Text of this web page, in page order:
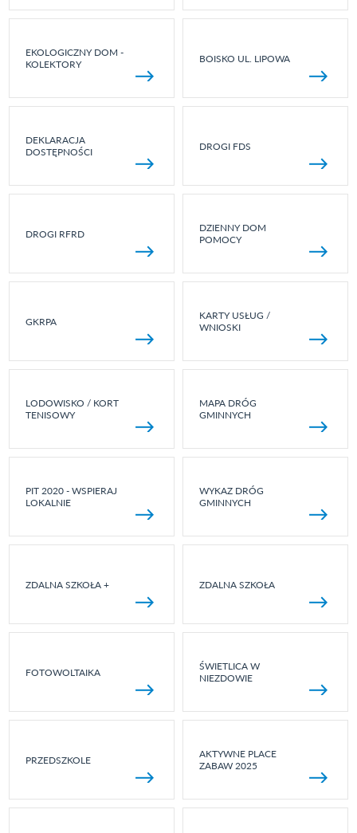
EKOLOGICZNY DOM -
KOLEKTORY
BOISKO UL. LIPOWA
DEKLARACJA
DOSTĘPNOŚCI
DROGI FDS
DROGI RFRD
DZIENNY DOM
POMOCY
GKRPA
KARTY USŁUG /
WNIOSKI
LODOWISKO / KORT
TENISOWY
MAPA DRÓG
GMINNYCH
PIT 2020 - WSPIERAJ
LOKALNIE
WYKAZ DRÓG
GMINNYCH
ZDALNA SZKOŁA + ZDALNA SZKOŁA
FOTOWOLTAIKA
ŚWIETLICA W
NIEZDOWIE
PRZEDSZKOLE
AKTYWNE PLACE
ZABAW 2025